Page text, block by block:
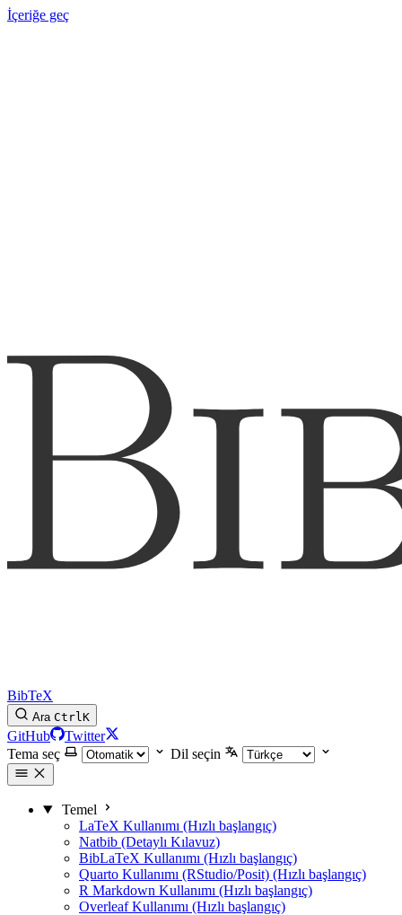
İçeriğe geç
BibTeX
Ara CtrlK
GitHub
Twitter
Tema seç
Dil seçin
Temel
LaTeX Kullanımı (Hızlı başlangıç)
Natbib (Detaylı Kılavuz)
BibLaTeX Kullanımı (Hızlı başlangıç)
Quarto Kullanımı (RStudio/Posit) (Hızlı başlangıç)
R Markdown Kullanımı (Hızlı başlangıç)
Overleaf Kullanımı (Hızlı başlangıç)